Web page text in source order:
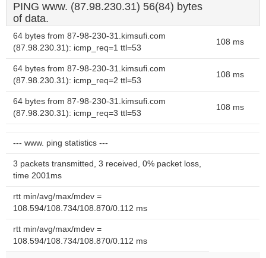
PING www. (87.98.230.31) 56(84) bytes
of data.
64 bytes from 87-98-230-31.kimsufi.com
(87.98.230.31): icmp_req=1 ttl=53
108 ms
64 bytes from 87-98-230-31.kimsufi.com
(87.98.230.31): icmp_req=2 ttl=53
108 ms
64 bytes from 87-98-230-31.kimsufi.com
(87.98.230.31): icmp_req=3 ttl=53
108 ms
--- www. ping statistics ---
3 packets transmitted, 3 received, 0% packet loss,
time 2001ms
rtt min/avg/max/mdev =
108.594/108.734/108.870/0.112 ms
rtt min/avg/max/mdev =
108.594/108.734/108.870/0.112 ms